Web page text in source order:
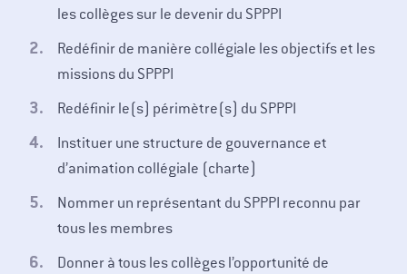
les collèges sur le devenir du SPPPI
Redéfinir de manière collégiale les objectifs et les
missions du SPPPI
Redéfinir le(s) périmètre(s) du SPPPI
Instituer une structure de gouvernance et
d’animation collégiale (charte)
Nommer un représentant du SPPPI reconnu par
tous les membres
Donner à tous les collèges l’opportunité de